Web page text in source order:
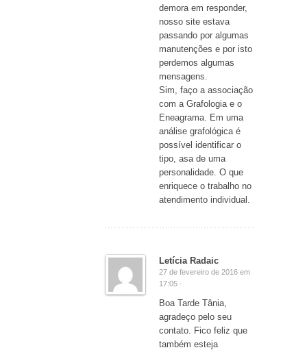
demora em responder,
nosso site estava
passando por algumas
manutenções e por isto
perdemos algumas
mensagens.
Sim, faço a associação
com a Grafologia e o
Eneagrama. Em uma
análise grafológica é
possível identificar o
tipo, asa de uma
personalidade. O que
enriquece o trabalho no
atendimento individual.
Letícia Radaic
27 de fevereiro de 2016 em
17:05 ·
Boa Tarde Tânia,
agradeço pelo seu
contato. Fico feliz que
também esteja